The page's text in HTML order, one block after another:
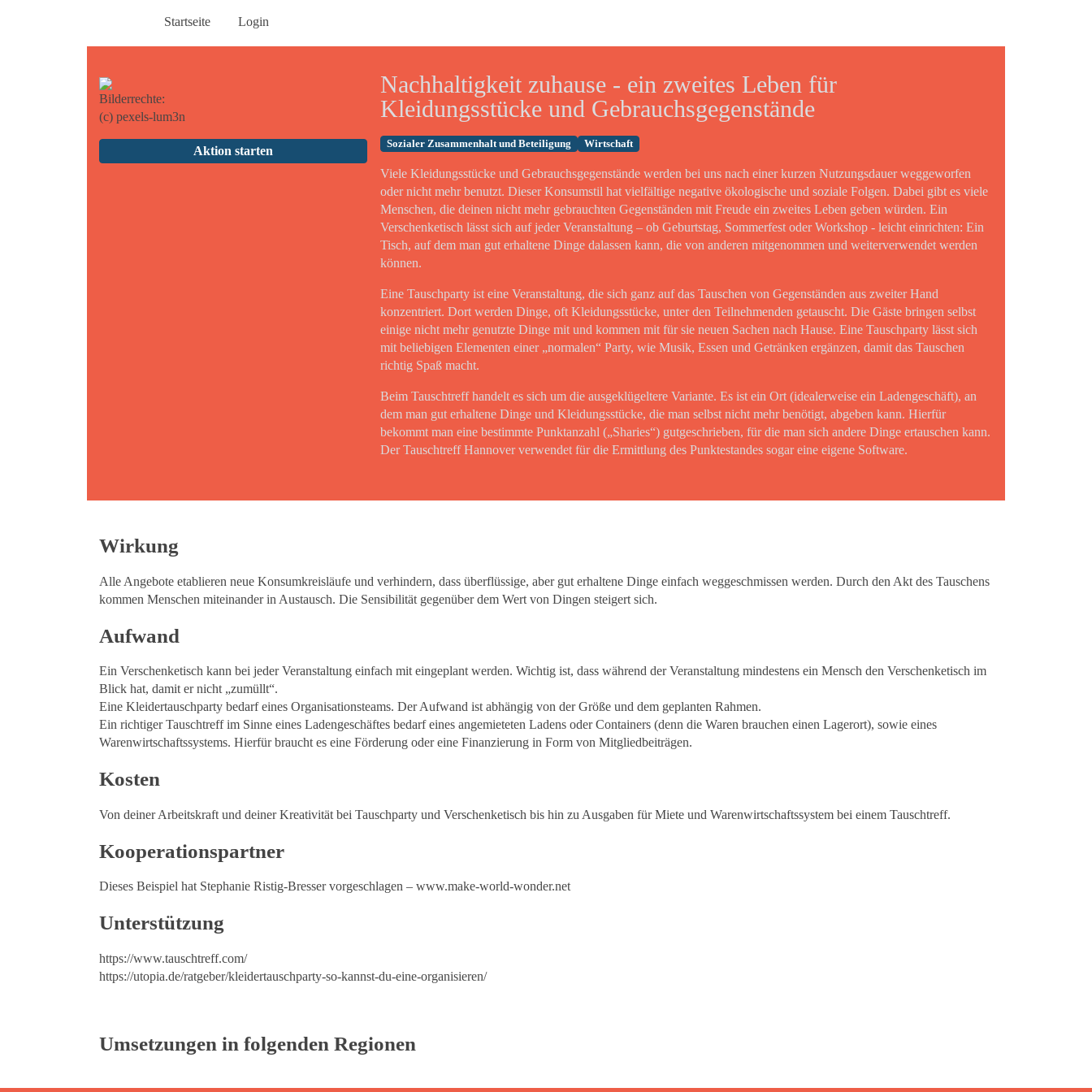
Startseite Login
Bilderrechte:
(c) pexels-lum3n
Aktion starten
Nachhaltigkeit zuhause - ein zweites Leben für
Kleidungsstücke und Gebrauchsgegenstände
Sozialer Zusammenhalt und Beteiligung Wirtschaft
Viele Kleidungsstücke und Gebrauchsgegenstände werden bei uns nach einer kurzen Nutzungsdauer weggeworfen
oder nicht mehr benutzt. Dieser Konsumstil hat vielfältige negative ökologische und soziale Folgen. Dabei gibt es viele
Menschen, die deinen nicht mehr gebrauchten Gegenständen mit Freude ein zweites Leben geben würden. Ein
Verschenketisch lässt sich auf jeder Veranstaltung – ob Geburtstag, Sommerfest oder Workshop - leicht einrichten: Ein
Tisch, auf dem man gut erhaltene Dinge dalassen kann, die von anderen mitgenommen und weiterverwendet werden
können.
Eine Tauschparty ist eine Veranstaltung, die sich ganz auf das Tauschen von Gegenständen aus zweiter Hand
konzentriert. Dort werden Dinge, oft Kleidungsstücke, unter den Teilnehmenden getauscht. Die Gäste bringen selbst
einige nicht mehr genutzte Dinge mit und kommen mit für sie neuen Sachen nach Hause. Eine Tauschparty lässt sich
mit beliebigen Elementen einer „normalen“ Party, wie Musik, Essen und Getränken ergänzen, damit das Tauschen
richtig Spaß macht.
Beim Tauschtreff handelt es sich um die ausgeklügeltere Variante. Es ist ein Ort (idealerweise ein Ladengeschäft), an
dem man gut erhaltene Dinge und Kleidungsstücke, die man selbst nicht mehr benötigt, abgeben kann. Hierfür
bekommt man eine bestimmte Punktanzahl („Sharies“) gutgeschrieben, für die man sich andere Dinge ertauschen kann.
Der Tauschtreff Hannover verwendet für die Ermittlung des Punktestandes sogar eine eigene Software.
Wirkung
Alle Angebote etablieren neue Konsumkreisläufe und verhindern, dass überflüssige, aber gut erhaltene Dinge einfach weggeschmissen werden. Durch den Akt des Tauschens
kommen Menschen miteinander in Austausch. Die Sensibilität gegenüber dem Wert von Dingen steigert sich.
Aufwand
Ein Verschenketisch kann bei jeder Veranstaltung einfach mit eingeplant werden. Wichtig ist, dass während der Veranstaltung mindestens ein Mensch den Verschenketisch im
Blick hat, damit er nicht „zumüllt“.
Eine Kleidertauschparty bedarf eines Organisationsteams. Der Aufwand ist abhängig von der Größe und dem geplanten Rahmen.
Ein richtiger Tauschtreff im Sinne eines Ladengeschäftes bedarf eines angemieteten Ladens oder Containers (denn die Waren brauchen einen Lagerort), sowie eines
Warenwirtschaftssystems. Hierfür braucht es eine Förderung oder eine Finanzierung in Form von Mitgliedbeiträgen.
Kosten
Von deiner Arbeitskraft und deiner Kreativität bei Tauschparty und Verschenketisch bis hin zu Ausgaben für Miete und Warenwirtschaftssystem bei einem Tauschtreff.
Kooperationspartner
Dieses Beispiel hat Stephanie Ristig-Bresser vorgeschlagen – www.make-world-wonder.net
Unterstützung
https://www.tauschtreff.com/
https://utopia.de/ratgeber/kleidertauschparty-so-kannst-du-eine-organisieren/
Umsetzungen in folgenden Regionen